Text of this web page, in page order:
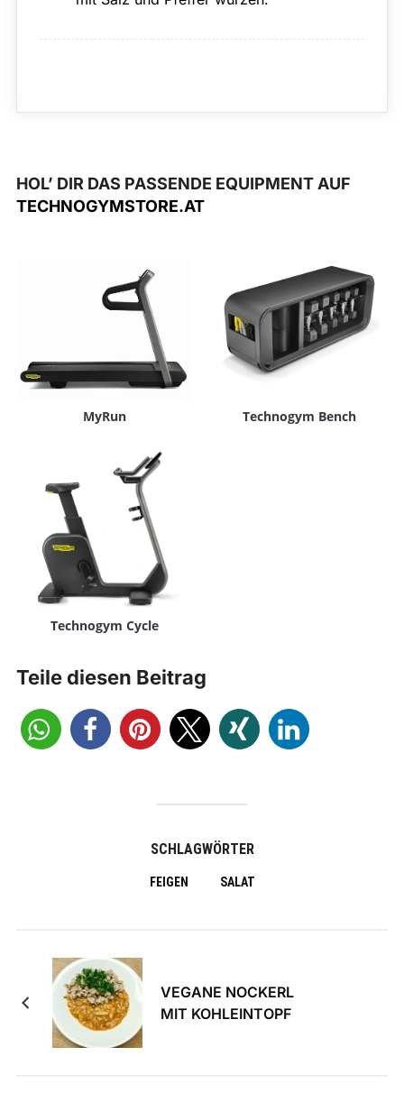
HOL’ DIR DAS PASSENDE EQUIPMENT AUF
TECHNOGYMSTORE.AT
MyRun Technogym Bench
Technogym Cycle
Teile diesen Beitrag
SCHLAGWÖRTER
FEIGEN SALAT
VEGANE NOCKERL
MIT KOHLEINTOPF